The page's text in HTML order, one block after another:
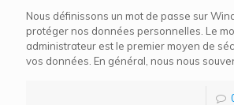
Nous définissons un mot de passe sur
protéger nos données personnelles. Le
administrateur est le premier moyen de
vos données. En général, nous nous